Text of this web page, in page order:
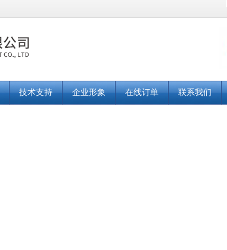
技术支持 企业形象 在线订单 联系我们